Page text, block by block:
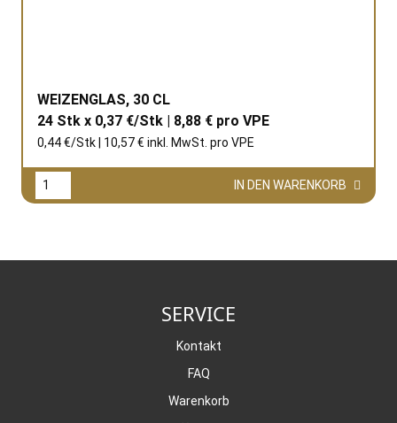
WEIZENGLAS, 30 CL
24 Stk x 0,37 €/Stk | 8,88 € pro VPE
0,44 €/Stk | 10,57 € inkl. MwSt. pro VPE
IN DEN WARENKORB
SERVICE
Kontakt
FAQ
Warenkorb